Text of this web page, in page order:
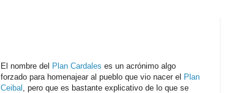
El nombre del Plan Cardales es un acrónimo algo
forzado para homenajear al pueblo que vio nacer el Plan
Ceibal , pero que es bastante explicativo de lo que se